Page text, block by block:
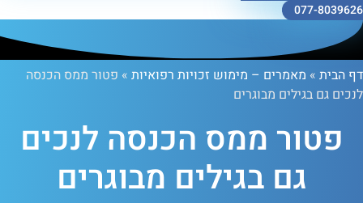
077-
» מאמרים – מימוש זכויות רפואיות »פטור ממס הכנסה
בגילים מבוגרים
ממס הכנסה לנכים
גם בגילים מבוגרים